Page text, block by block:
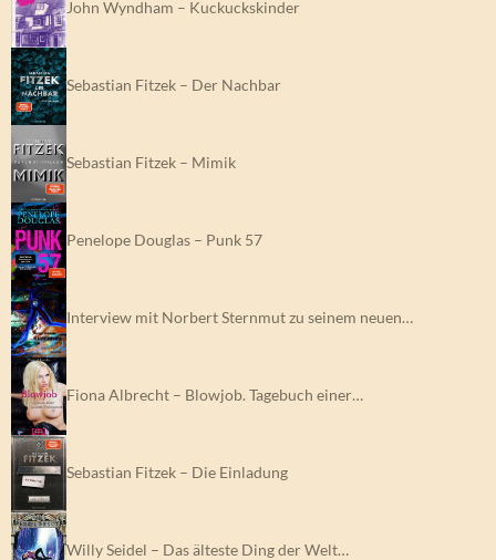
John Wyndham – Kuckuckskinder
Sebastian Fitzek – Der Nachbar
Sebastian Fitzek – Mimik
Penelope Douglas – Punk 57
Interview mit Norbert Sternmut zu seinem neuen…
Fiona Albrecht – Blowjob. Tagebuch einer…
Sebastian Fitzek – Die Einladung
Willy Seidel – Das älteste Ding der Welt…